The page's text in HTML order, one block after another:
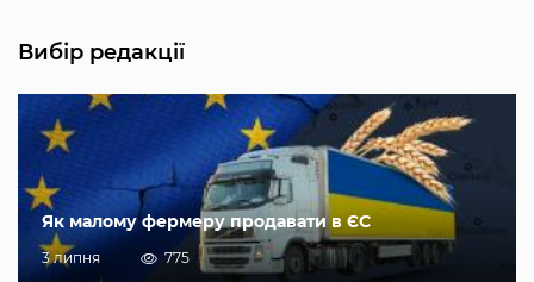
Вибір редакції
Як малому фермеру продавати в ЄС
3 липня 775